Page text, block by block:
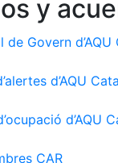
y
Govern d’AQU
d’AQU
d’AQU
CAR